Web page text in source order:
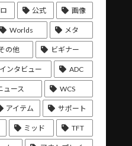
公式 画像
Worlds メタ
の他 ビギナー
インタビュー ADC
ュース WCS
アイテム サポート
ミッド TFT